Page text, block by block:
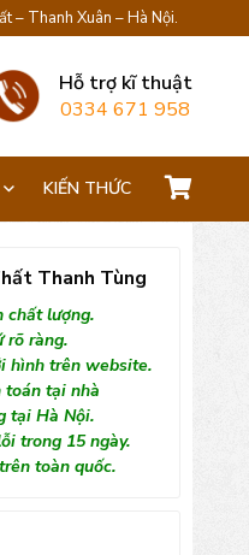
– Thanh Xuân – Hà Nội.
Hỗ trợ kĩ thuật
0334 671 958
KIẾN THỨC
Thanh Tùng
chất lượng.
rõ ràng.
hình trên website.
toán tại nhà
tại Hà Nội.
trong 15 ngày.
toàn quốc.